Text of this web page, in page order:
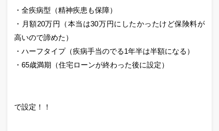
・全疾病型（精神疾患も保障）
・月額20万円（本当は30万円にしたかったけど保険料が
高いので諦めた）
・ハーフタイプ（疾病手当のでる1年半は半額になる）
・65歳満期（住宅ローンが終わった後に設定）
で設定！！